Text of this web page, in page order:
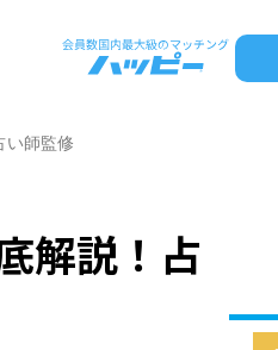
い師監修
解説！占